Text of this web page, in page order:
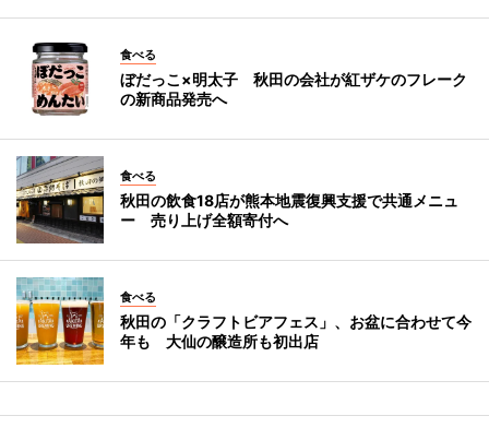
食べる
ぼだっこ×明太子 秋田の会社が紅ザケのフレーク
の新商品発売へ
食べる
秋田の飲食18店が熊本地震復興支援で共通メニュ
ー 売り上げ全額寄付へ
食べる
秋田の「クラフトビアフェス」、お盆に合わせて今
年も 大仙の醸造所も初出店